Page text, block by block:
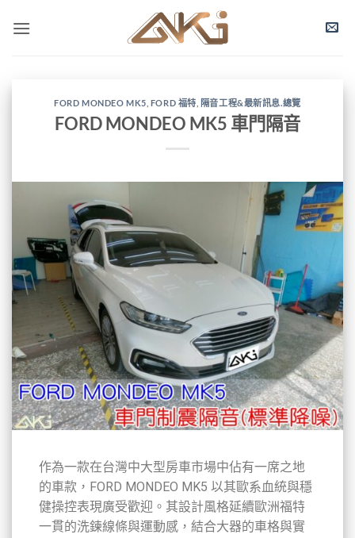
FORD MONDEO MK5 FORD 福特 隔音工程&最新訊息.總覽
FORD MONDEO MK5 車門隔音
作為一款在台灣中大型房車市場中佔有一席之地
的車款，FORD MONDEO MK5 以其歐系血統與穩
健操控表現廣受歡迎。其設計風格延續歐洲福特
一貫的洗鍊線條與運動感，結合大器的車格與實